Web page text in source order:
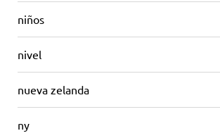
niños
nivel
nueva zelanda
ny